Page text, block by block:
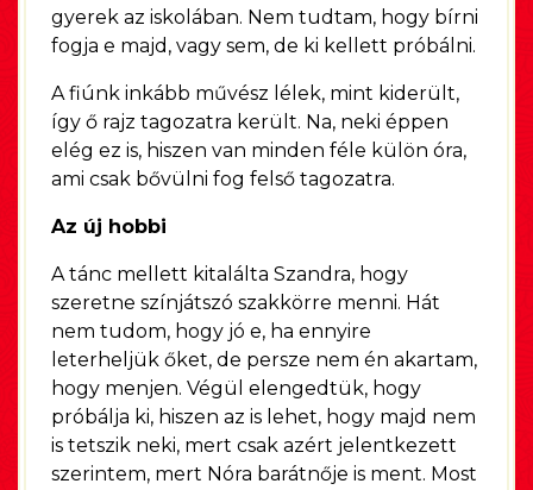
gyerek az iskolában. Nem tudtam, hogy bírni
fogja e majd, vagy sem, de ki kellett próbálni.
A fiúnk inkább művész lélek, mint kiderült,
így ő rajz tagozatra került. Na, neki éppen
elég ez is, hiszen van minden féle külön óra,
ami csak bővülni fog felső tagozatra.
Az új hobbi
A tánc mellett kitalálta Szandra, hogy
szeretne színjátszó szakkörre menni. Hát
nem tudom, hogy jó e, ha ennyire
leterheljük őket, de persze nem én akartam,
hogy menjen. Végül elengedtük, hogy
próbálja ki, hiszen az is lehet, hogy majd nem
is tetszik neki, mert csak azért jelentkezett
szerintem, mert Nóra barátnője is ment. Most